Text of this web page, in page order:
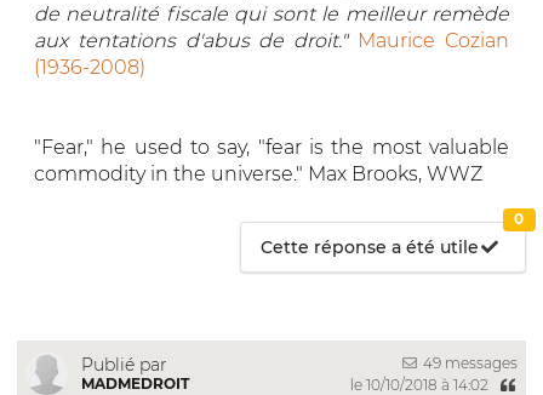
de neutralité fiscale qui sont le meilleur remède
aux tentations d'abus de droit." Maurice Cozian
(1936-2008)
"Fear," he used to say, "fear is the most valuable
commodity in the universe." Max Brooks, WWZ
Cette réponse a été utile
0
Publié par
MADMEDROIT
49 messages
le 10/10/2018 à 14:02